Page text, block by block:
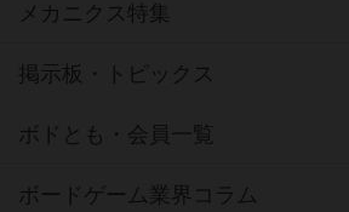
メカニクス特集
掲示板・トピックス
ボドとも・会員一覧
ボードゲーム業界コラム